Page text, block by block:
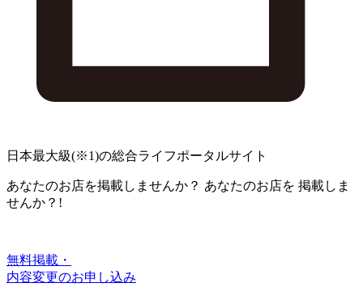
日本最大級(※1)の総合ライフポータルサイト
あなたのお店を掲載しませんか？ あなたのお店を 掲載しま
せんか？!
無料掲載・
内容変更のお申し込み